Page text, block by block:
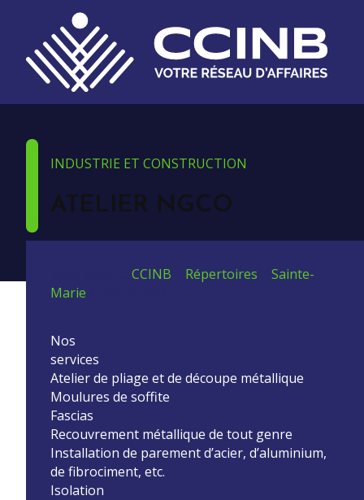
INDUSTRIE ET CONSTRUCTION
ATELIER NGCO
CCINB Répertoires
Sainte-
Marie
Nos
services
Atelier de pliage et de découpe métallique
Moulures de soffite
Fascias
Recouvrement métallique de tout genre
Installation de parement d’acier, d’aluminium,
de fibrociment, etc.
Isolation